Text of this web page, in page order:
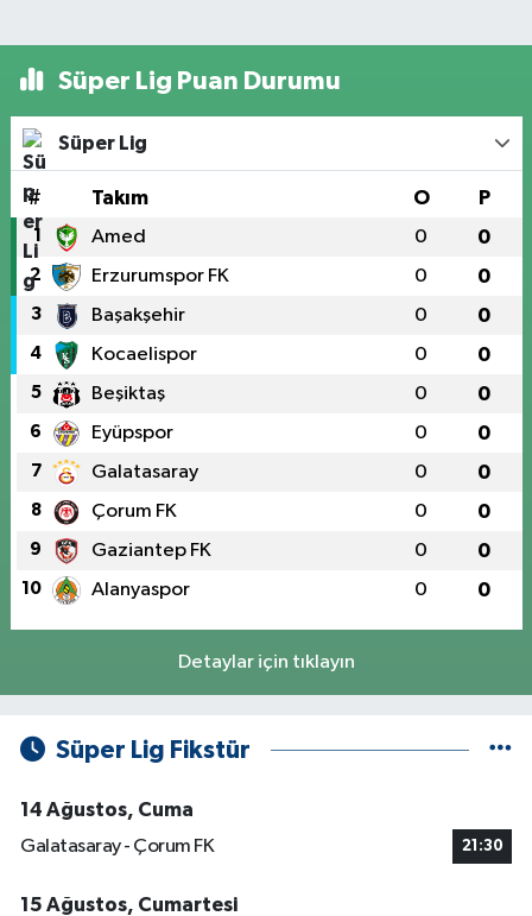
Süper Lig Puan Durumu
Süper Lig
# Takım O P
1 Amed 0 0
2 Erzurumspor FK 0 0
3 Başakşehir 0 0
4 Kocaelispor 0 0
5 Beşiktaş 0 0
6 Eyüpspor 0 0
7 Galatasaray 0 0
8 Çorum FK 0 0
9 Gaziantep FK 0 0
10 Alanyaspor 0 0
Detaylar için tıklayın
Süper Lig Fikstür
14 Ağustos, Cuma
Galatasaray - Çorum FK
21:30
15 Ağustos, Cumartesi